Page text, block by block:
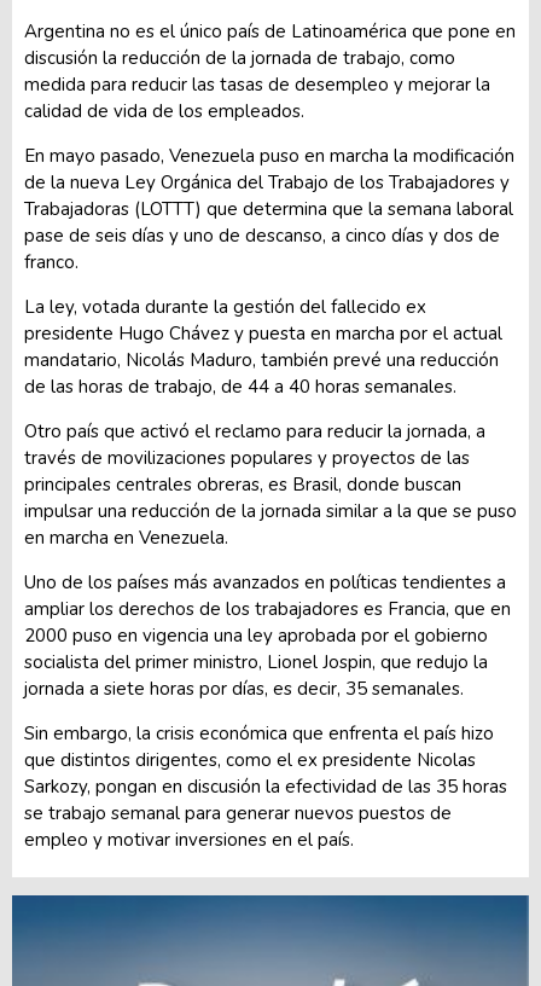
Argentina no es el único país de Latinoamérica que pone en
discusión la reducción de la jornada de trabajo, como
medida para reducir las tasas de desempleo y mejorar la
calidad de vida de los empleados.
En mayo pasado, Venezuela puso en marcha la modificación
de la nueva Ley Orgánica del Trabajo de los Trabajadores y
Trabajadoras (LOTTT) que determina que la semana laboral
pase de seis días y uno de descanso, a cinco días y dos de
franco.
La ley, votada durante la gestión del fallecido ex
presidente Hugo Chávez y puesta en marcha por el actual
mandatario, Nicolás Maduro, también prevé una reducción
de las horas de trabajo, de 44 a 40 horas semanales.
Otro país que activó el reclamo para reducir la jornada, a
través de movilizaciones populares y proyectos de las
principales centrales obreras, es Brasil, donde buscan
impulsar una reducción de la jornada similar a la que se puso
en marcha en Venezuela.
Uno de los países más avanzados en políticas tendientes a
ampliar los derechos de los trabajadores es Francia, que en
2000 puso en vigencia una ley aprobada por el gobierno
socialista del primer ministro, Lionel Jospin, que redujo la
jornada a siete horas por días, es decir, 35 semanales.
Sin embargo, la crisis económica que enfrenta el país hizo
que distintos dirigentes, como el ex presidente Nicolas
Sarkozy, pongan en discusión la efectividad de las 35 horas
se trabajo semanal para generar nuevos puestos de
empleo y motivar inversiones en el país.